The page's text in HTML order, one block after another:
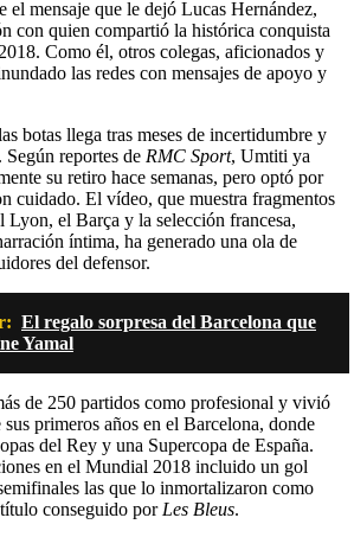
el mensaje que le dejó Lucas Hernández,
con quien compartió la histórica conquista
Como él, otros colegas, aficionados y
las redes con mensajes de apoyo y
botas llega tras meses de incertidumbre y
reportes de RMC Sport, Umtiti ya
su retiro hace semanas, pero optó por
cuidado. El vídeo, que muestra fragmentos
Lyon, el Barça y la selección francesa,
íntima, ha generado una ola de
del defensor.
El regalo sorpresa del Barcelona que
Yamal
de 250 partidos como profesional y vivió
primeros años en el Barcelona, donde
del Rey y una Supercopa de España.
en el Mundial 2018 incluido un gol
las que lo inmortalizaron como
conseguido por Les Bleus.